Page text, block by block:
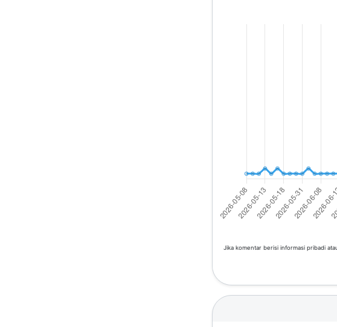
Jika komentar berisi informasi pribadi